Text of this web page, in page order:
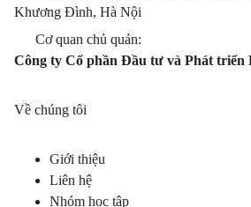
Khương Đình, Hà Nội
Cơ quan chủ quản:
Công ty Cổ phần Đầu tư và Phát triển
Về chúng tôi
Giới thiệu
Liên hệ
Nhóm học tập